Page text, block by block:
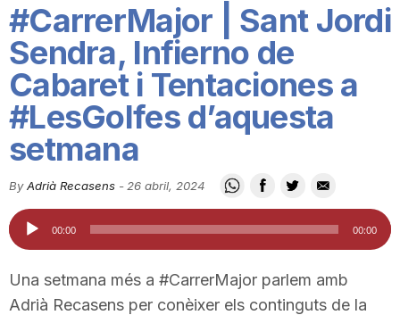
C
i
u
#CarrerMajor | Sant Jordi
Sendra, Infierno de
Cabaret i Tentaciones a
#LesGolfes d’aquesta
setmana
By Adrià Recasens - 26 abril, 2024
Reproductor
d'àudio
00:00 00:00
Una setmana més a #CarrerMajor parlem amb
Adrià Recasens per conèixer els continguts de la